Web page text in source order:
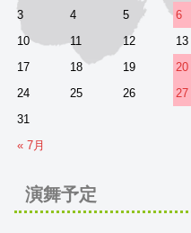
3
4 5 6
10
11 12 13
17
18 19 20
24
25 26 27
31
« 7月
演舞予定